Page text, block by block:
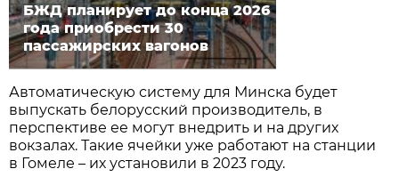
БЖД планирует до конца 2026
года приобрести 30
пассажирских вагонов
Автоматическую систему для Минска будет
выпускать белорусский производитель, в
перспективе ее могут внедрить и на других
вокзалах. Такие ячейки уже работают на станции
в Гомеле – их установили в 2023 году.